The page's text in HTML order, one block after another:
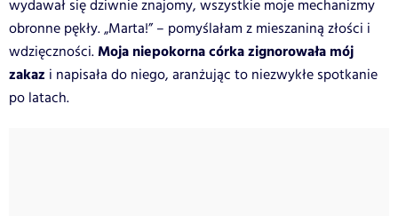
wydawał się dziwnie znajomy, wszystkie moje mechanizmy
obronne pękły. „Marta!” – pomyślałam z mieszaniną złości i
wdzięczności.Moja niepokorna córka zignorowała mój
zakaz i napisała do niego, aranżując to niezwykłe spotkanie
po latach.